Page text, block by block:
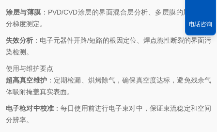
涂层与薄膜 ：PVD/CVD涂层的界面混合层分析、多层膜的层厚与成
分梯度测定。
失效分析 ：电子元器件开路/短路的根因定位、焊点脆性断裂的界面污
染检测。
使用与维护要点
超高真空维护：定期检漏、烘烤除气，确保真空度达标，避免残余气
体吸附掩盖真实表面。
电子枪对中校准：每日使用前进行电子束对中，保证束流稳定和空间
分辨率。
电话咨询